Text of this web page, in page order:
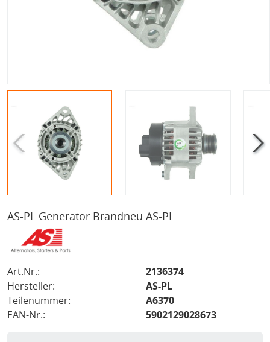
AS-PL Generator Brandneu AS-PL
Art.Nr.:
2136374
Hersteller:
AS-PL
Teilenummer:
A6370
EAN-Nr.:
5902129028673